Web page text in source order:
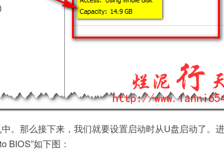
。那么接下来，我们就要设置启动时从U盘启动了。
BIOS”如下图：